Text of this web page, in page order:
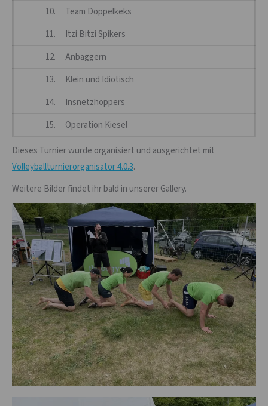
10.
Team Doppelkeks
11.
Itzi Bitzi Spikers
12.
Anbaggern
13.
Klein und Idiotisch
14.
Insnetzhoppers
15.
Operation Kiesel
Dieses Turnier wurde organisiert und ausgerichtet mit
Volleyballturnierorganisator 4.0.3.
Weitere Bilder findet ihr bald in unserer Gallery.